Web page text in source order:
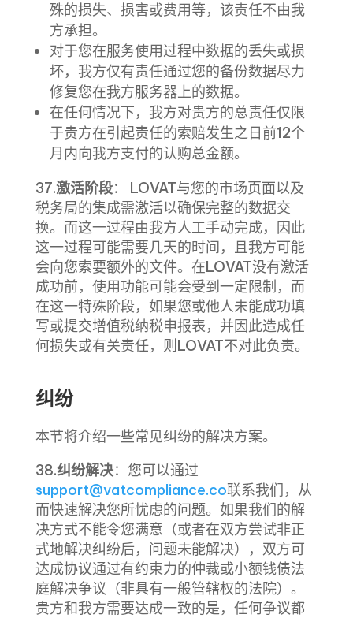
殊的损失、损害或费用等，该责任不由我
方承担。
对于您在服务使用过程中数据的丢失或损
坏，我方仅有责任通过您的备份数据尽力
修复您在我方服务器上的数据。
在任何情况下，我方对贵方的总责任仅限
于贵方在引起责任的索赔发生之日前12个
月内向我方支付的认购总金额。
37.激活阶段： LOVAT与您的市场页面以及
税务局的集成需激活以确保完整的数据交
换。而这一过程由我方人工手动完成，因此
这一过程可能需要几天的时间，且我方可能
会向您索要额外的文件。在LOVAT没有激活
成功前，使用功能可能会受到一定限制，而
在这一特殊阶段，如果您或他人未能成功填
写或提交增值税纳税申报表，并因此造成任
何损失或有关责任，则LOVAT不对此负责。
纠纷
本节将介绍一些常见纠纷的解决方案。
38.纠纷解决：您可以通过
support@vatcompliance.co联系我们，从
而快速解决您所忧虑的问题。如果我们的解
决方式不能令您满意（或者在双方尝试非正
式地解决纠纷后，问题未能解决），双方可
达成协议通过有约束力的仲裁或小额钱债法
庭解决争议（非具有一般管辖权的法院）。
贵方和我方需要达成一致的是，任何争议都